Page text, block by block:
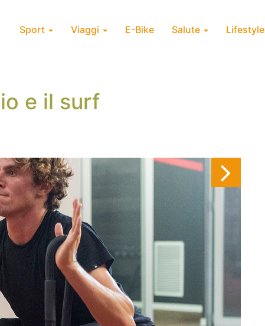
Sport Viaggi E-Bike Salute Lifestyle
e il surf